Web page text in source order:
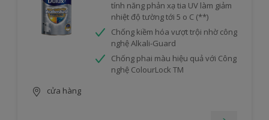
tính năng phản xạ tia UV làm giảm
nhiệt độ tường tới 5 o C (**)
Chống kiềm hóa vượt trội nhờ công
nghệ Alkali-Guard
Chống phai màu hiệu quả với Công
nghệ ColourLock TM
cửa hàng